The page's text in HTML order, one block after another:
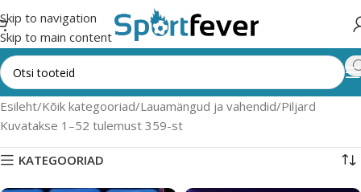
Skip to navigation
Skip to main content
Esileht Kõik kategooriad Lauamängud ja vahendid Piljard
Kuvatakse 1–52 tulemust 359-st
KATEGOORIAD